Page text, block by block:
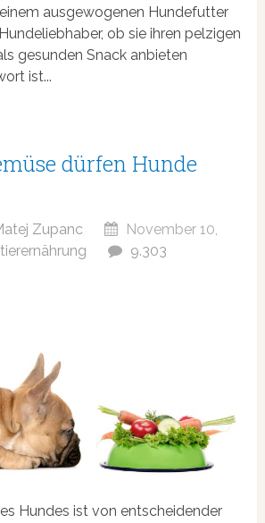
ausgewogenen Hundefutter
ob sie ihren pelzigen
gesunden Snack anbieten
ist...
dürfen Hunde
Zupanc
November 10,
9.303
Hundes ist von entscheidender